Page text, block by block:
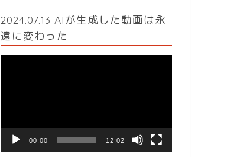
2024.07.13 AIが生成した動画は永
遠に変わった
ヤ
00:00 12:02